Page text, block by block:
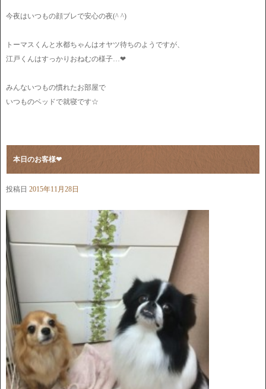
今夜はいつもの顔ブレで安心の夜(^ ^)
トーマスくんと水都ちゃんはオヤツ待ちのようですが、
江戸くんはすっかりおねむの様子…❤︎
みんないつもの慣れたお部屋で
いつものベッドで就寝です☆
本日のお客様❤︎
投稿日 2015年11月28日